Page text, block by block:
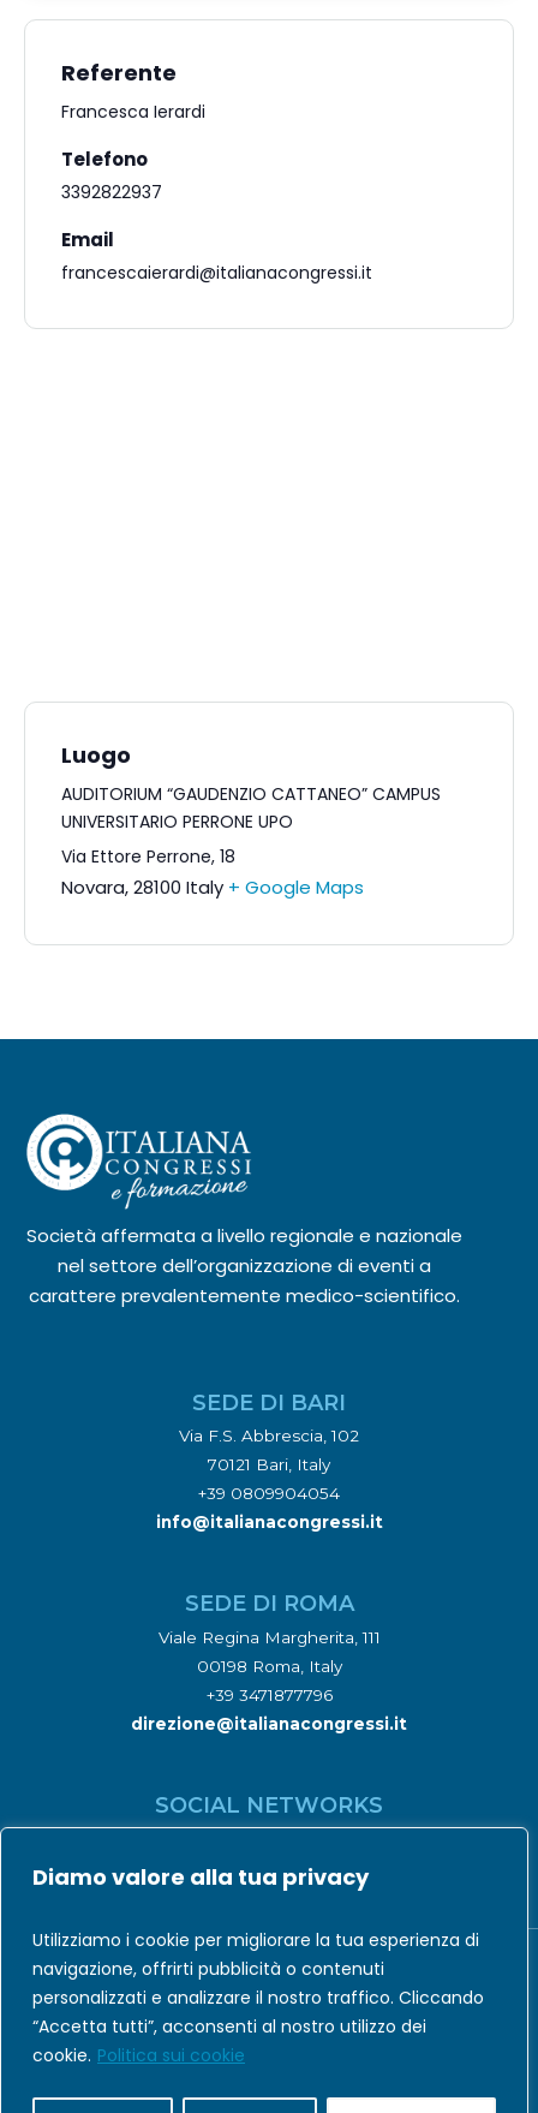
Diamo valore alla tua privacy
Utilizziamo i cookie per migliorare la tua esperienza di
navigazione, offrirti pubblicità o contenuti
personalizzati e analizzare il nostro traffico. Cliccando
“Accetta tutti”, acconsenti al nostro utilizzo dei
cookie. Politica sui cookie
Referente
Francesca Ierardi
Telefono
3392822937
Email
francescaierardi@italianacongressi.it
Luogo
AUDITORIUM “GAUDENZIO CATTANEO” CAMPUS
UNIVERSITARIO PERRONE UPO
Via Ettore Perrone, 18
Novara,28100 Italy + Google Maps
Società affermata a livello regionale e nazionale
nel settore dell’organizzazione di eventi a
carattere prevalentemente medico-scientifico.
SEDE DI BARI
Via F.S. Abbrescia, 102
70121 Bari, Italy
+39 0809904054
info@italianacongressi.it
SEDE DI ROMA
Viale Regina Margherita, 111
00198 Roma, Italy
+39 3471877796
direzione@italianacongressi.it
SOCIAL NETWORKS
ARSNOVASTUDIO.IT
Codice Etico|Privacy Policy |Cookie Policy